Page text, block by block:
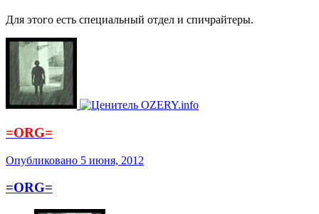
Для этого есть специальный отдел и спичрайтеры.
=ORG=
Опубликовано 5 июня, 2012
=ORG=